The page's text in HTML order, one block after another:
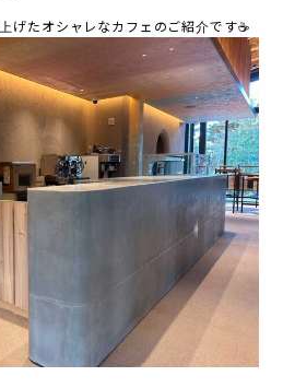
げたオシャレなカフェのご紹介です☕️